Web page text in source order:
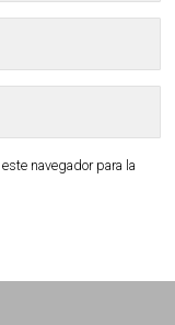
navegador para la